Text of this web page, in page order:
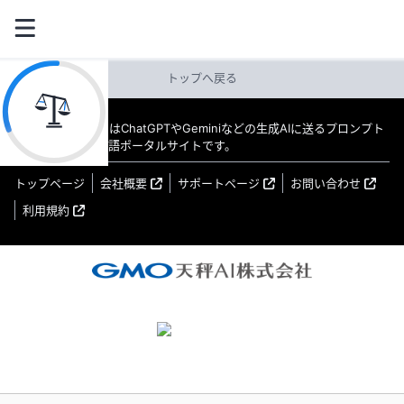
トップへ戻る
教えてAI byGMO はChatGPTやGeminiなどの生成AIに送るプロンプト
（指示文）の日本語ポータルサイトです。
トップページ 会社概要 サポートページ
お問い合わせ
利用規約